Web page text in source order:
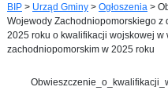
BIP > Urząd Gminy > Ogłoszenia >
Wojewody Zachodniopomorskiego z
2025 roku o kwalifikacji wojskowej w
zachodniopomorskim w 2025 roku